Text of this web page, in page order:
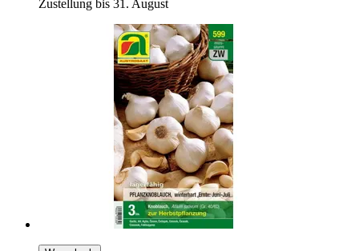
Zustellung bis 31. August